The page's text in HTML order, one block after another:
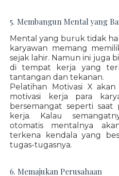
5. Membangun Mental yang
Mental yang buruk tidak
karyawan memang
sejak lahir. Namun ini juga
di tempat kerja yang
tantangan dan tekanan.
Pelatihan Motivasi X
motivasi kerja para
bersemangat seperti saat
kerja. Kalau
otomatis mentalnya
terkena kendala yang
tugas-tugasnya.
6. Memajukan Perusahaan